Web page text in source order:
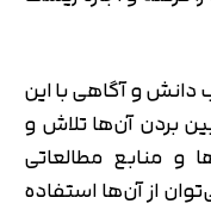
و آگاهی با این
بردن آن‌ها تلاش و
منابع مطالعاتی
از آن‌ها استفاده